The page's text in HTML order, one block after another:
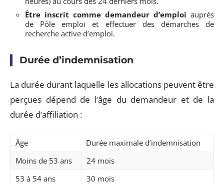
Être inscrit comme demandeur d’emploi auprès
de Pôle emploi et effectuer des démarches de
recherche active d’emploi.
Durée d’indemnisation
La durée durant laquelle les allocations peuvent être
perçues dépend de l’âge du demandeur et de la
durée d’affiliation :
Âge
Durée maximale d’indemnisation
Moins de 53 ans
24 mois
53 à 54 ans
30 mois